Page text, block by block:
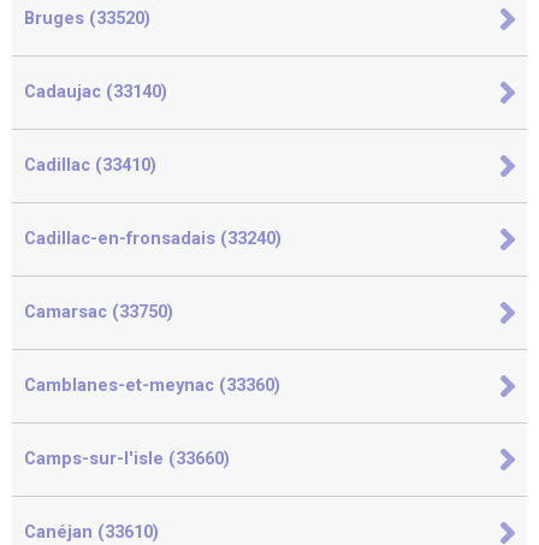
Bruges (33520)
Cadaujac (33140)
Cadillac (33410)
Cadillac-en-fronsadais (33240)
Camarsac (33750)
Camblanes-et-meynac (33360)
Camps-sur-l'isle (33660)
Canéjan (33610)